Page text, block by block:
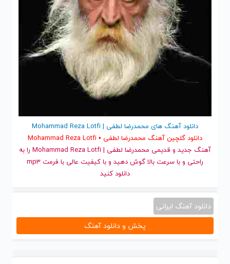
دانلود آهنگ های محمدرضا لطفی | Mohammad Reza Lotfi
دانلود گلچین آهنگ محمدرضا لطفی • Mohammad Reza Lotfi
آهنگ جدید
و قدیمی محمدرضا لطفی | Mohammad Reza Lotfi را به
راحتی و با سرعت بالا گوش دهید و با کیفیت عالی با فرمت mp3
دانلود کنید
دانلود آهنگ ایرانی
پخش و دانلود آهنگ